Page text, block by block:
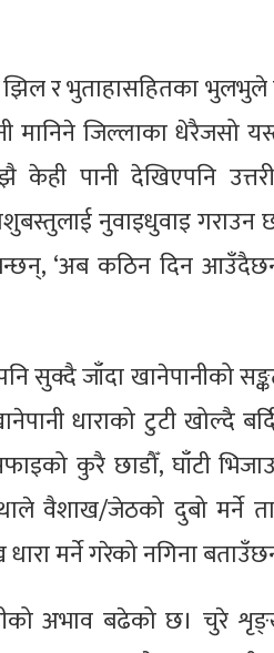
झिल र भुताहासहितका भुलभुले
जिल्लाका धेरैजसो
पानी देखिएपनि उत्तरी
नुवाइधुवाइ गराउन
भन्छन्, ‘अब कठिन दिन
सुक्दै जाँदा खानेपानीको
धाराको टुटी खोल्दै
कुरै छाडौँ, घाँटी
वैशाख/जेठको दुबो मर्ने
मर्ने गरेको नगिना
अभाव बढेको छ। चुरे